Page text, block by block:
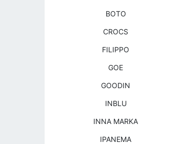
BOTO
CROCS
FILIPPO
GOE
GOODIN
INBLU
INNA MARKA
IPANEMA